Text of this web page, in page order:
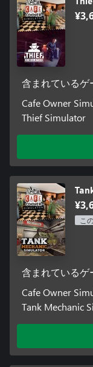
含まれているゲ
Cafe Owner
Thief Simulator
こ
含まれているゲ
Cafe Owner
Tank Mechanic